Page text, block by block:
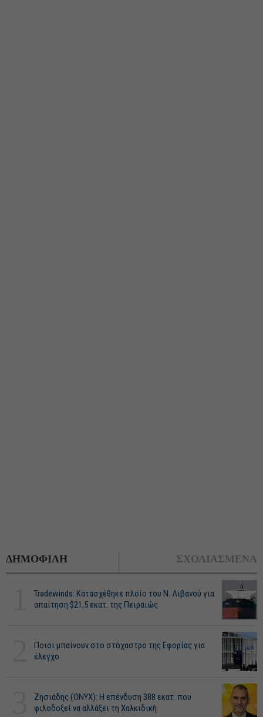
ΔΗΜΟΦΙΛΗ ΣΧΟΛΙΑΣΜΕΝΑ
Tradewinds: Κατασχέθηκε πλοίο του Ν. Λιβανού για
απαίτηση $21,5 εκατ. της Πειραιώς
Ποιοι μπαίνουν στο στόχαστρο της Εφορίας για
έλεγχο
Ζησιάδης (ONYX): Η επένδυση 388 εκατ. που
φιλοδοξεί να αλλάξει τη Χαλκιδική